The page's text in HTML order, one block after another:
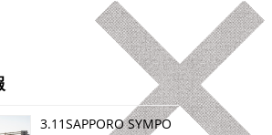
3.11SAPPORO SYMPO